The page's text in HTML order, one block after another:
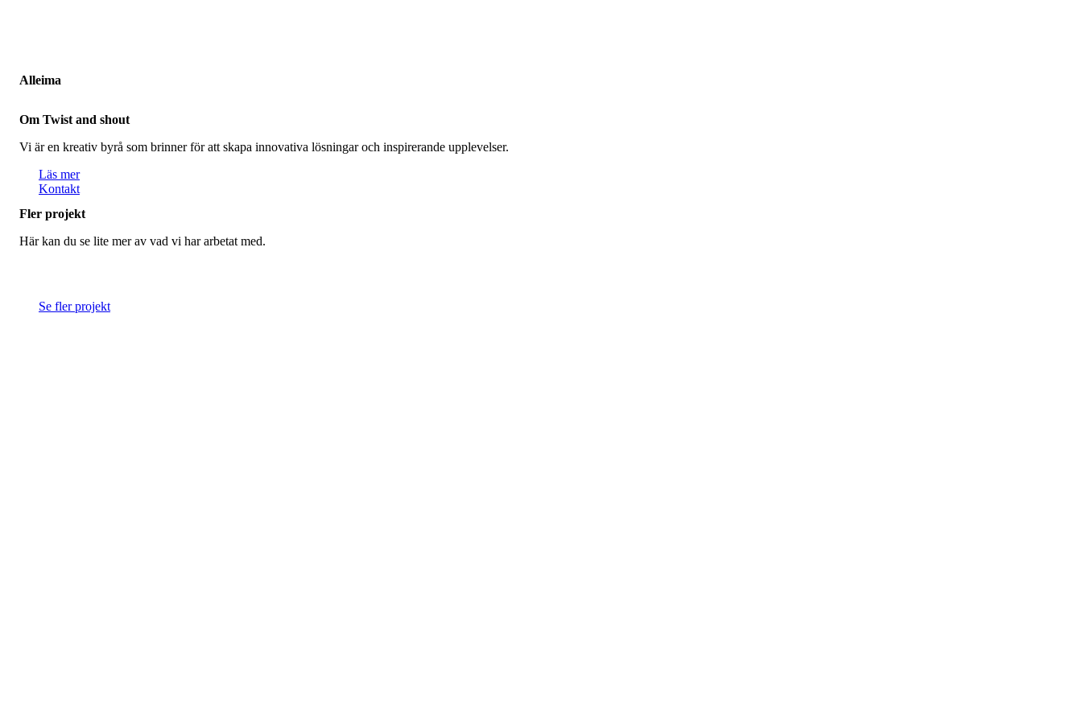
Alleima
Om Twist and shout
Vi är en kreativ byrå som brinner för att skapa innovativa lösningar och inspirerande upplevelser.
Läs mer
Kontakt
Fler projekt
Här kan du se lite mer av vad vi har arbetat med.
Se fler projekt